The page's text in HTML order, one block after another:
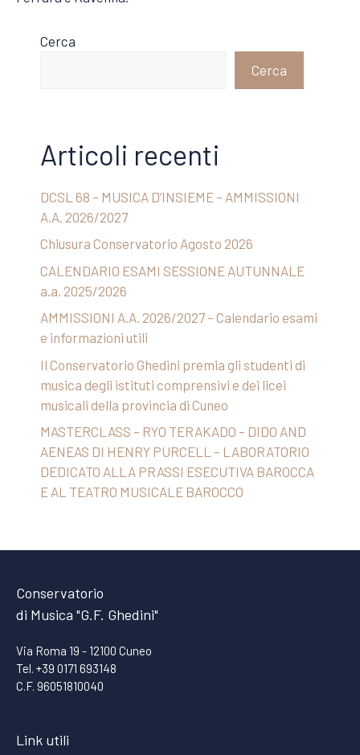
Cerca
Cerca
Articoli recenti
DCSL 68 – MUSICA D’INSIEME – AMMISSIONI
A.A. 2026/2027
Chiusura Conservatorio Agosto 2026
CALENDARIO ESAMI SESSIONE AUTUNNALE
a.a. 2025/2026
AMMISSIONI A.A. 2026/2027 – Calendario esami
e informazioni utili
Il Conservatorio Ghedini premia gli studenti di
musica degli istituti comprensivi e dei licei
musicali della provincia di Cuneo
MASTERCLASS – RYO TERAKADO – DIDO AND
AENEAS DI HENRY PURCELL – LABORATORIO
DEDICATO ALLA PRASSI ESECUTIVA BAROCCA
E AL TEATRO MUSICALE BAROCCO
Conservatorio
di Musica "G.F. Ghedini"
Via Roma 19 - 12100 Cuneo
Tel. +39 0171 693148
C.F. 96051810040
Link utili